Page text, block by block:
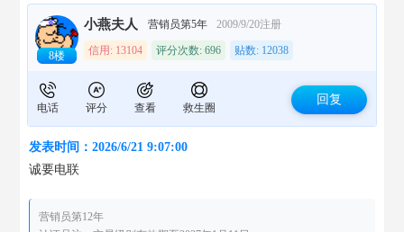
8楼
小燕夫人 营销员第5年 2009/9/20注册
信用: 13104 评分次数: 696 贴数: 12038
电话 评分 查看 救生圈
回复
发表时间：2026/6/21 9:07:00
诚要电联
营销员第12年